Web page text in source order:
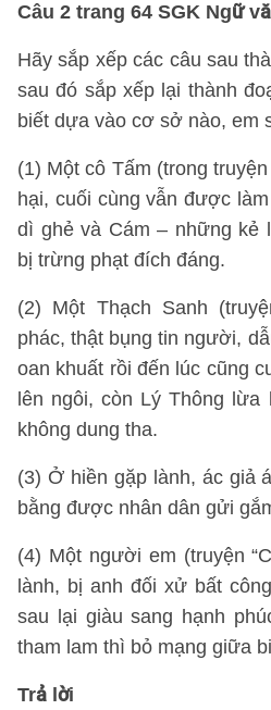
Câu 2 trang 64 SGK Ngữ
Hãy sắp xếp các câu sau
sau đó sắp xếp lại thành
biết dựa vào cơ sở nào, em
(1) Một cô Tấm (trong
hại, cuối cùng vẫn được
dì ghẻ và Cám – những kẻ
bị trừng phạt đích đáng.
(2) Một Thạch Sanh
phác, thật bụng tin người,
oan khuất rồi đến lúc cũng
lên ngôi, còn Lý Thông
không dung tha.
(3) Ở hiền gặp lành, ác giả
bằng được nhân dân gửi
(4) Một người em (truyện
lành, bị anh đối xử bất
sau lại giàu sang hạnh
tham lam thì bỏ mạng giữa
Trả lời